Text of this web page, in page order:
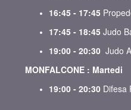
16:45 - 17:45
17:45 - 18:45 Judo
19:00 - 20:30 Judo
MONFALCONE : Martedi
19:00 - 20:30 Difesa